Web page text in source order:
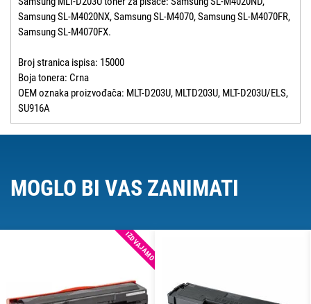
Samsung SL-M4020NX, Samsung SL-M4070, Samsung SL-M4070FR,
Samsung SL-M4070FX.
Broj stranica ispisa: 15000
Boja tonera: Crna
OEM oznaka proizvođača: MLT-D203U, MLTD203U, MLT-D203U/ELS,
SU916A
MOGLO BI VAS ZANIMATI
IZDVAJAMO